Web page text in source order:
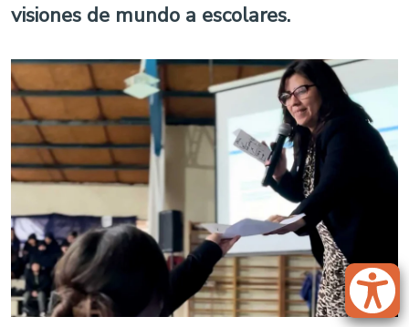
visiones de mundo a escolares.